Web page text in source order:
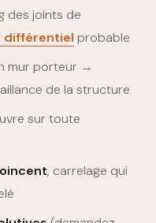
des joints de
différentiel probable
mur porteur →
de la structure
sur toute
, carrelage qui